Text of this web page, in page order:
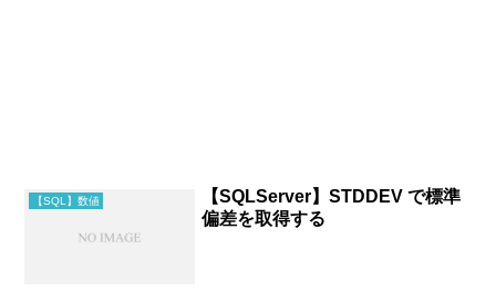
【SQL】数値
【SQLServer】STDDEV で標準
偏差を取得する